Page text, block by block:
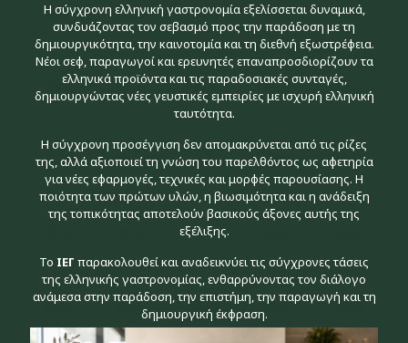
Η σύγχρονη ελληνική γαστρονομία εξελίσσεται δυναμικά,
συνδυάζοντας τον σεβασμό προς την παράδοση με τη
δημιουργικότητα, την καινοτομία και τη διεθνή εξωστρέφεια.
Νέοι σεφ, παραγωγοί και ερευνητές επαναπροσδιορίζουν τα
ελληνικά προϊόντα και τις παραδοσιακές συνταγές,
δημιουργώντας νέες γευστικές εμπειρίες με ισχυρή ελληνική
ταυτότητα.
Η σύγχρονη προσέγγιση δεν απομακρύνεται από τις ρίζες
της, αλλά αξιοποιεί τη γνώση του παρελθόντος ως αφετηρία
για νέες εφαρμογές, τεχνικές και μορφές παρουσίασης. Η
ποιότητα των πρώτων υλών, η βιωσιμότητα και η ανάδειξη
της τοπικότητας αποτελούν βασικούς άξονες αυτής της
εξέλιξης.
Το ΙΕΓ παρακολουθεί και αναδεικνύει τις σύγχρονες τάσεις
της ελληνικής γαστρονομίας, ενθαρρύνοντας τον διάλογο
ανάμεσα στην παράδοση, την επιστήμη, την παραγωγή και τη
δημιουργική έκφραση.